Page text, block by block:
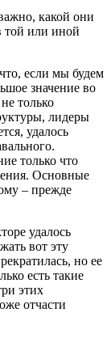
какой они
той или иной
если мы будем
значение во
только
лидеры
удалось
только что
Основные
– прежде
удалось
вот эту
но ее
есть такие
этих
отчасти